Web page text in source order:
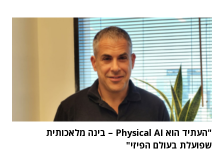
"העתיד הוא Physical AI – בינה מלאכותית
שפועלת בעולם הפיזי"